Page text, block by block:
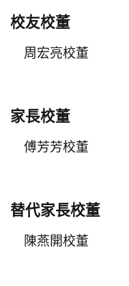
校友校董
周宏亮校董
家長校董
傅芳芳校董
替代家長校董
陳燕開校董